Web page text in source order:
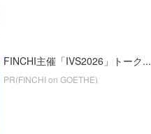
FINCHI主催「IVS2026」トーク...
PR(FINCHI on GOETHE)